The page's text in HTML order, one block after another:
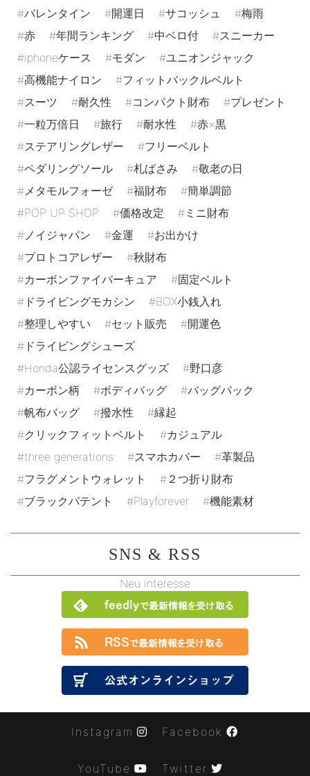
バレンタイン
開運日 サコッシュ
梅雨
赤
年間ランキング 中ベロ付
スニーカー
iphoneケース
モダン
ユニオンジャック
高機能ナイロン
フィットバックルベルト
スーツ
耐久性 コンパクト財布
プレゼント
一粒万倍日
旅行 耐水性
赤×黒
ステアリングレザー
フリーベルト
ペダリングソール
札ばさみ
敬老の日
メタモルフォーゼ
福財布
簡単調節
POP UP SHOP
価格改定
ミニ財布
ノイジャパン
金運
お出かけ
プロトコアレザー
秋財布
カーボンファイバーキュア
固定ベルト
ドライビングモカシン
BOX小銭入れ
整理しやすい
セット販売
開運色
ドライビングシューズ
Honda公認ライセンスグッズ
野口彦
カーボン柄
ボディバッグ
バッグパック
帆布バッグ
撥水性
縁起
クリックフィットベルト
カジュアル
three generations
スマホカバー
革製品
フラグメントウォレット
２つ折り財布
ブラックパテント
Playforever 機能素材
SNS & RSS
Neu interesse
Instagram Facebook
YouTube Twitter